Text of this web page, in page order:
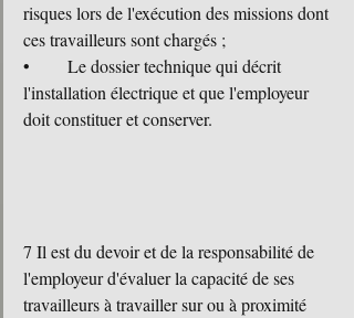
risques lors de l'exécution des missions dont
ces travailleurs sont chargés ;
•	Le dossier technique qui décrit
l'installation électrique et que l'employeur
doit constituer et conserver.
7 Il est du devoir et de la responsabilité de
l'employeur d'évaluer la capacité de ses
travailleurs à travailler sur ou à proximité